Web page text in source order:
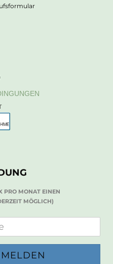
PRO MONAT EINEN
MÖGLICH)